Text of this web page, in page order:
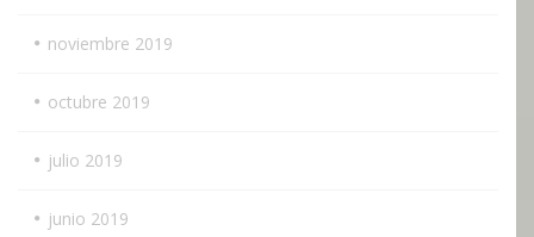
noviembre 2019
octubre 2019
julio 2019
junio 2019